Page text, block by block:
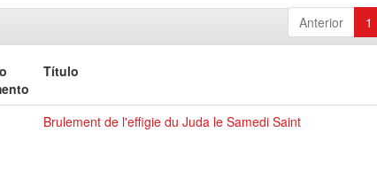
Anterior 1
Título
Brulement de l'effigie du Juda le Samedi Saint